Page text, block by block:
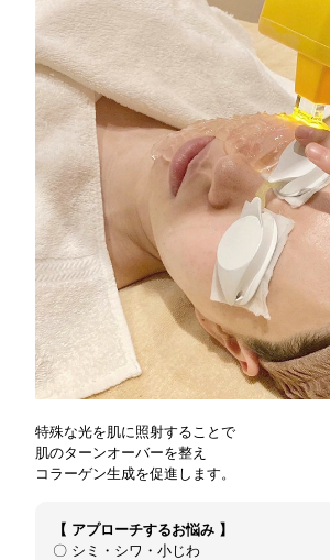
特殊な光を肌に照射することで
肌のターンオーバーを整え
コラーゲン生成を促進します。
【 アプローチするお悩み 】
〇 シミ・シワ・小じわ